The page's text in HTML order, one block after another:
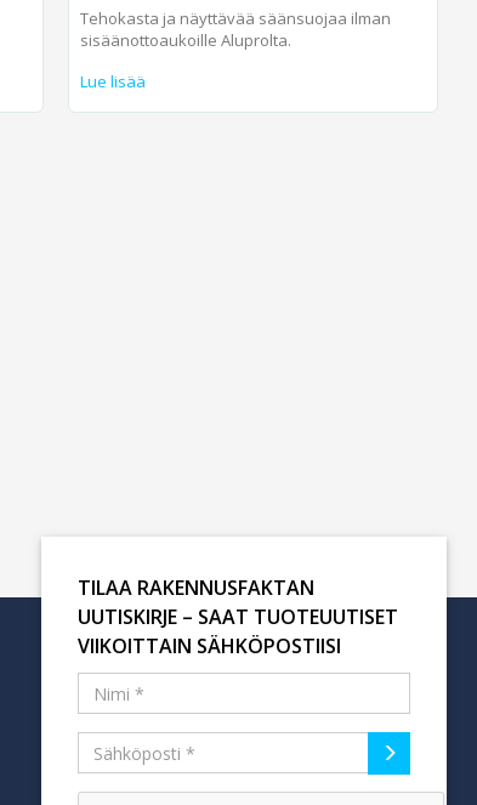
Tehokasta ja näyttävää säänsuojaa ilman
sisäänottoaukoille Aluprolta.
Lue lisää
TILAA RAKENNUSFAKTAN
UUTISKIRJE – SAAT TUOTEUUTISET
VIIKOITTAIN SÄHKÖPOSTIISI